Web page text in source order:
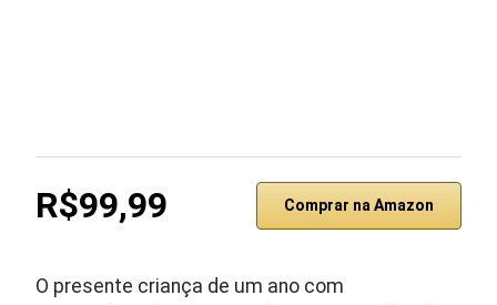
R$99,99 Comprar na Amazon
O presente criança de um ano com